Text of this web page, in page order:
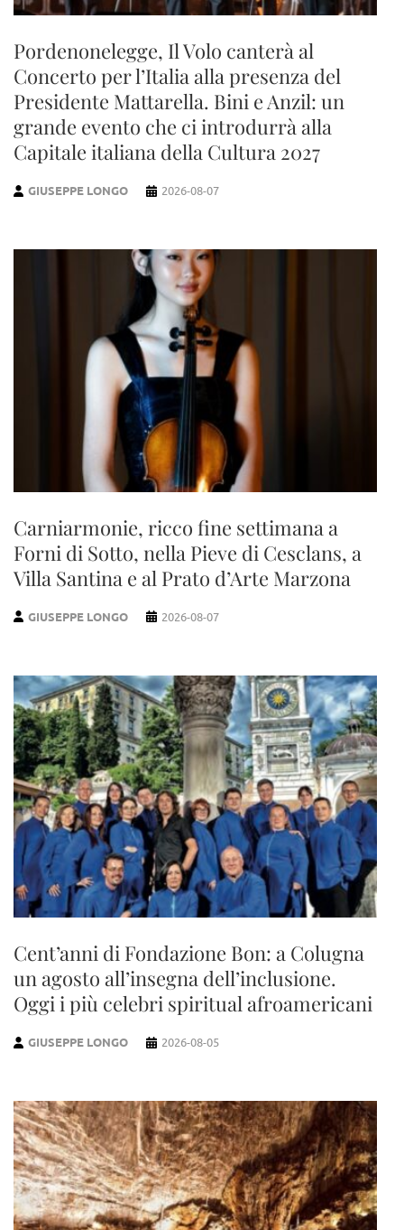
Pordenonelegge, Il Volo canterà al
Concerto per l’Italia alla presenza del
Presidente Mattarella. Bini e Anzil: un
grande evento che ci introdurrà alla
Capitale italiana della Cultura 2027
GIUSEPPE LONGO 2026-08-07
Carniarmonie, ricco fine settimana a
Forni di Sotto, nella Pieve di Cesclans, a
Villa Santina e al Prato d’Arte Marzona
GIUSEPPE LONGO 2026-08-07
Cent’anni di Fondazione Bon: a Colugna
un agosto all’insegna dell’inclusione.
Oggi i più celebri spiritual afroamericani
GIUSEPPE LONGO 2026-08-05